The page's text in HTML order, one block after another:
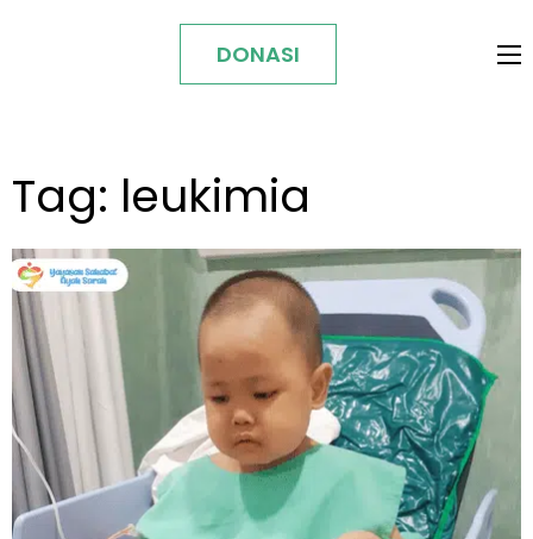
DONASI
Tag: leukimia